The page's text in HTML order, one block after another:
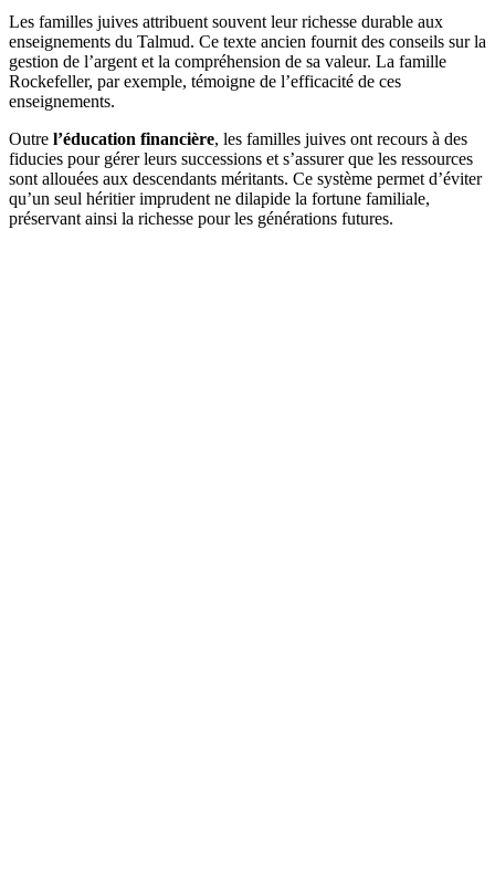
Les familles juives attribuent souvent leur richesse durable aux
enseignements du Talmud. Ce texte ancien fournit des conseils sur la
gestion de l’argent et la compréhension de sa valeur. La famille
Rockefeller, par exemple, témoigne de l’efficacité de ces
enseignements.
Outre l’éducation financière, les familles juives ont recours à des
fiducies pour gérer leurs successions et s’assurer que les ressources
sont allouées aux descendants méritants. Ce système permet d’éviter
qu’un seul héritier imprudent ne dilapide la fortune familiale,
préservant ainsi la richesse pour les générations futures.